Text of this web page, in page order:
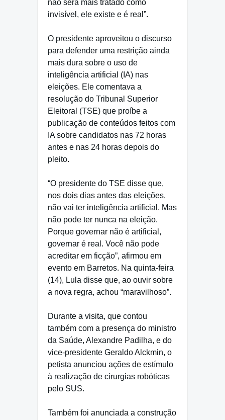
não será mais tratado como
invisível, ele existe e é real”.
O presidente aproveitou o discurso
para defender uma restrição ainda
mais dura sobre o uso de
inteligência artificial (IA) nas
eleições. Ele comentava a
resolução do Tribunal Superior
Eleitoral (TSE) que proíbe a
publicação de conteúdos feitos com
IA sobre candidatos nas 72 horas
antes e nas 24 horas depois do
pleito.
“O presidente do TSE disse que,
nos dois dias antes das eleições,
não vai ter inteligência artificial. Mas
não pode ter nunca na eleição.
Porque governar não é artificial,
governar é real. Você não pode
acreditar em ficção”, afirmou em
evento em Barretos. Na quinta-feira
(14), Lula disse que, ao ouvir sobre
a nova regra, achou “maravilhoso”.
Durante a visita, que contou
também com a presença do ministro
da Saúde, Alexandre Padilha, e do
vice-presidente Geraldo Alckmin, o
petista anunciou ações de estímulo
à realização de cirurgias robóticas
pelo SUS.
Também foi anunciada a construção